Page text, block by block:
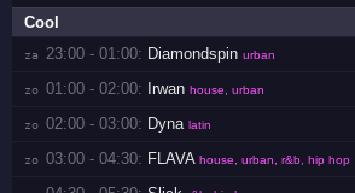
Cool
za 23:00 - 01:00: Diamondspin urban
zo 01:00 - 02:00: Irwan house, urban
zo 02:00 - 03:00: Dyna latin
zo 03:00 - 04:30: FLAVA house, urban, r&b, hip hop